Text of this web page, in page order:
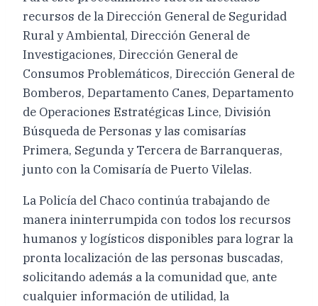
recursos de la Dirección General de Seguridad
Rural y Ambiental, Dirección General de
Investigaciones, Dirección General de
Consumos Problemáticos, Dirección General de
Bomberos, Departamento Canes, Departamento
de Operaciones Estratégicas Lince, División
Búsqueda de Personas y las comisarías
Primera, Segunda y Tercera de Barranqueras,
junto con la Comisaría de Puerto Vilelas.
La Policía del Chaco continúa trabajando de
manera ininterrumpida con todos los recursos
humanos y logísticos disponibles para lograr la
pronta localización de las personas buscadas,
solicitando además a la comunidad que, ante
cualquier información de utilidad, la